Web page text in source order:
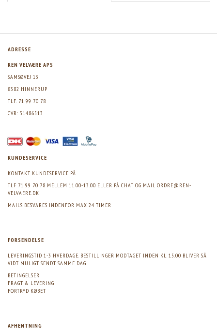
ADRESSE
REN VELVÆRE APS
SAMSØVEJ 13
8382 HINNERUP
TLF. 71 99 70 78
CVR: 31486513
KUNDESERVICE
KONTAKT KUNDESERVICE PÅ
TLF 71 99 70 78 MELLEM 11.00-13.00 ELLER PÅ CHAT OG MAIL ORDRE@REN-
VELVAERE.DK
MAILS BESVARES INDENFOR MAX 24 TIMER
FORSENDELSE
LEVERINGSTID 1-3 HVERDAGE. BESTILLINGER MODTAGET INDEN KL. 15.00 BLIVER SÅ
VIDT MULIGT SENDT SAMME DAG
BETINGELSER
FRAGT & LEVERING
FORTRYD KØBET
AFHENTNING